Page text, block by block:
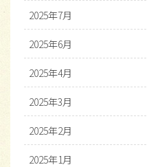
2025年7月
2025年6月
2025年4月
2025年3月
2025年2月
2025年1月